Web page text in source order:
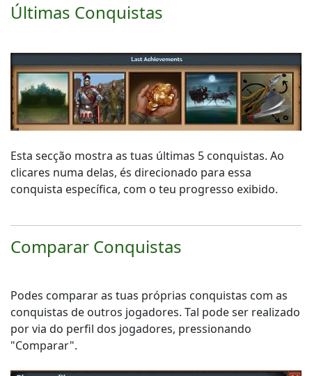
Últimas Conquistas
Esta secção mostra as tuas últimas 5 conquistas. Ao
clicares numa delas, és direcionado para essa
conquista específica, com o teu progresso exibido.
Comparar Conquistas
Podes comparar as tuas próprias conquistas com as
conquistas de outros jogadores. Tal pode ser realizado
por via do perfil dos jogadores, pressionando
"Comparar".